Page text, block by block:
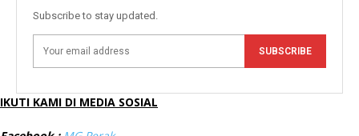
Subscribe to stay updated.
SUBSCRIBE
IKUTI KAMI DI MEDIA SOSIAL